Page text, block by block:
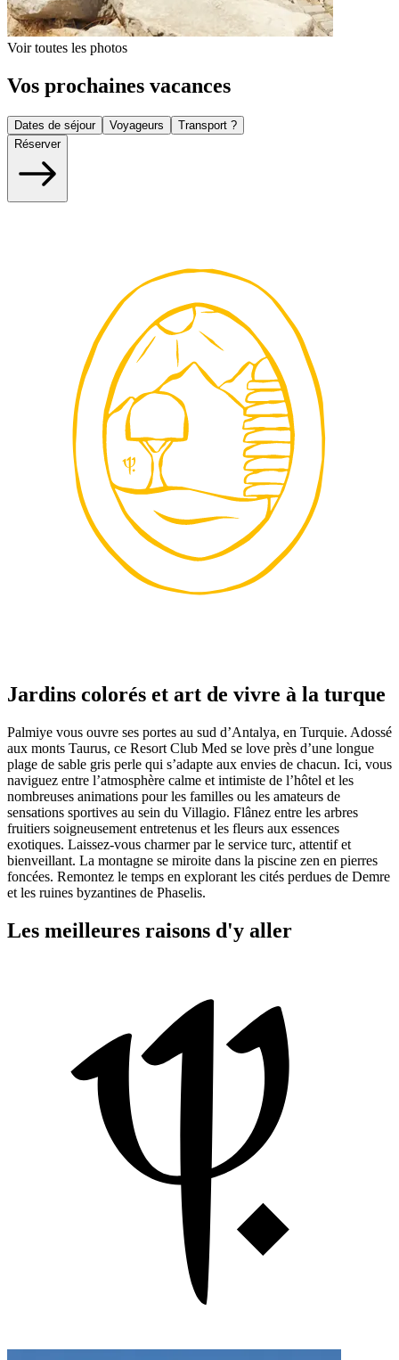
Voir toutes les photos
Vos prochaines vacances
Dates de séjour Voyageurs
Transport ?
Réserver
Jardins colorés et art de vivre à la turque
Palmiye vous ouvre ses portes au sud d’Antalya, en Turquie. Adossé
aux monts Taurus, ce Resort Club Med se love près d’une longue
plage de sable gris perle qui s’adapte aux envies de chacun. Ici, vous
naviguez entre l’atmosphère calme et intimiste de l’hôtel et les
nombreuses animations pour les familles ou les amateurs de
sensations sportives au sein du Villagio. Flânez entre les arbres
fruitiers soigneusement entretenus et les fleurs aux essences
exotiques. Laissez-vous charmer par le service turc, attentif et
bienveillant. La montagne se miroite dans la piscine zen en pierres
foncées. Remontez le temps en explorant les cités perdues de Demre
et les ruines byzantines de Phaselis.
Les meilleures raisons d'y aller